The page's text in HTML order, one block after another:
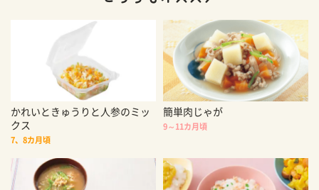
かれいときゅうりと人参のミッ
クス
7、8カ月頃
簡単肉じゃが
9～11カ月頃